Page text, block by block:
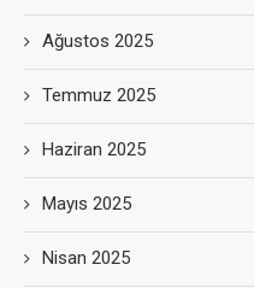
Ağustos 2025
Temmuz 2025
Haziran 2025
Mayıs 2025
Nisan 2025